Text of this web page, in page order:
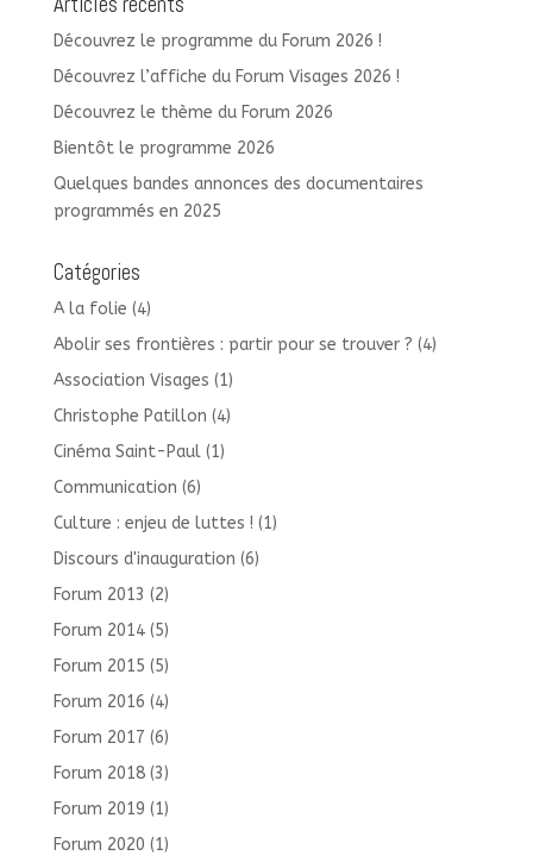
Découvrez le programme du Forum 2026 !
Découvrez l’affiche du Forum Visages 2026 !
Découvrez le thème du Forum 2026
Bientôt le programme 2026
Quelques bandes annonces des documentaires
programmés en 2025
Catégories
A la folie (4)
Abolir ses frontières : partir pour se trouver ? (4)
Association Visages (1)
Christophe Patillon (4)
Cinéma Saint-Paul(1)
Communication (6)
Culture : enjeu de luttes ! (1)
Discours d'inauguration (6)
Forum 2013 (2)
Forum 2014(5)
Forum 2015 (5)
Forum 2016 (4)
Forum 2017 (6)
Forum 2018(3)
Forum 2019 (1)
Forum 2020 (1)